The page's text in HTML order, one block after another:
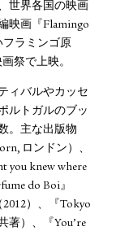
世界各国の映画
映画『Flamingo
フラミンゴ原
祭で上映。
ィバルやカッセ
ルトガルのブッ
。主な出版物
ロンドン）、
you knew where
do Boi』
2012）、『Tokyo
著）、『You’re